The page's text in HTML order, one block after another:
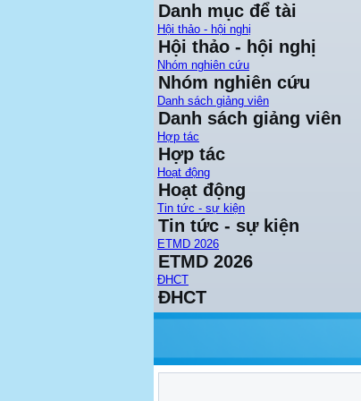
Danh mục để tài
Hội thảo - hội nghị
Hội thảo - hội nghị
Nhóm nghiên cứu
Nhóm nghiên cứu
Danh sách giảng viên
Danh sách giảng viên
Hợp tác
Hợp tác
Hoạt động
Hoạt động
Tin tức - sự kiện
Tin tức - sự kiện
ETMD 2026
ETMD 2026
ĐHCT
ĐHCT